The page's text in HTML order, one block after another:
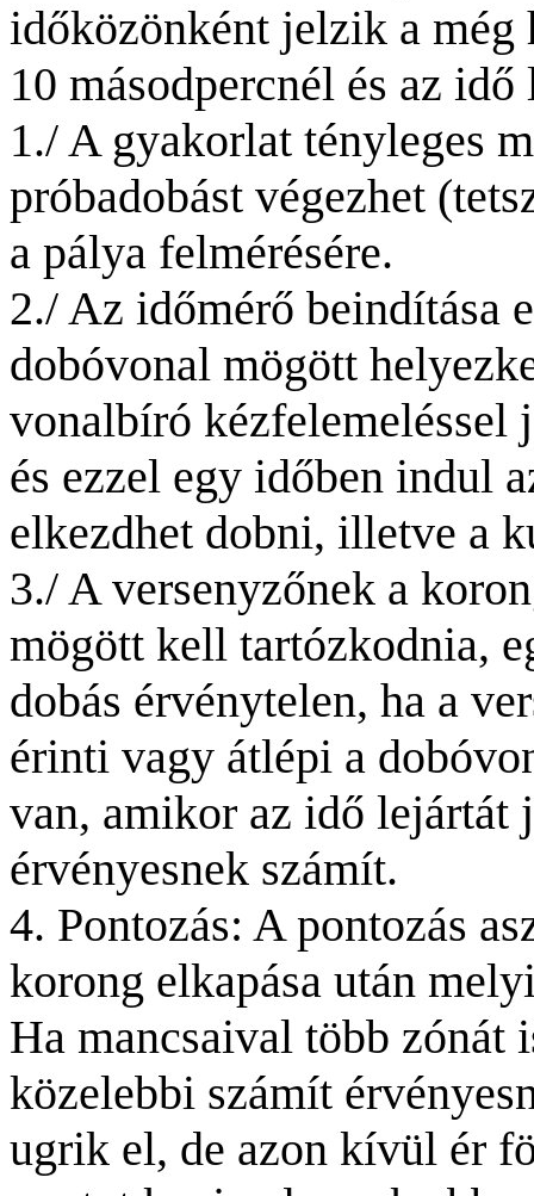
időközönként jelzik a még
10 másodpercnél és az
1./ A gyakorlat tényleges
próbadobást végezhet
a pálya felmérésére.
2./ Az időmérő beindítása
dobóvonal mögött
vonalbíró kézfelemeléssel
és ezzel egy időben indul
elkezdhet dobni, illetve a
3./ A versenyzőnek a
mögött kell tartózkodnia,
dobás érvénytelen, ha a
érinti vagy átlépi a
van, amikor az idő lejártát
érvényesnek számít.
4. Pontozás: A pontozás
korong elkapása után
Ha mancsaival több zónát
közelebbi számít
ugrik el, de azon kívül ér